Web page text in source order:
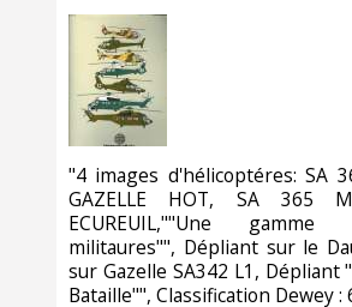
‎"4 images d'hélicoptéres: SA
GAZELLE HOT, SA 365
ECUREUIL,""Une
militaures"", Dépliant sur le
sur Gazelle SA342 L1, Dépliant
Bataille"", Classification Dewey